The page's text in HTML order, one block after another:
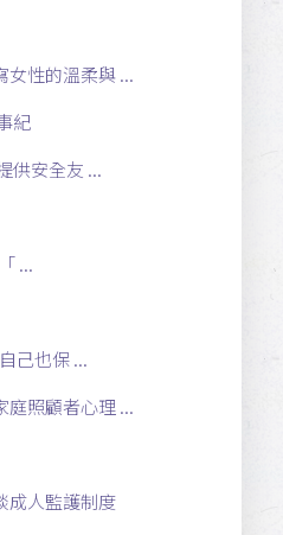
女性的溫柔與 ...
紀
供安全友 ...
...
己也保 ...
庭照顧者心理 ...
成人監護制度